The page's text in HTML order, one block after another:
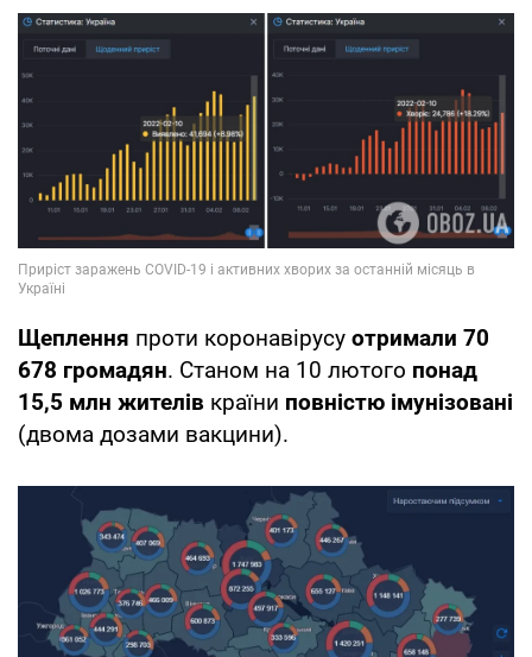
Щеплення проти коронавірусу отримали 70
678 громадян. Станом на 10 лютого понад
15,5 млн жителів країни повністю імунізовані
(двома дозами вакцини).